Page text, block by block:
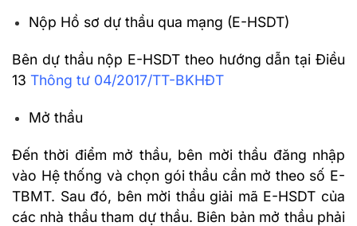
Nộp Hồ sơ dự thầu qua mạng (E-HSDT)
Bên dự thầu nộp E-HSDT theo hướng dẫn tại Điều
13 Thông tư 04/2017/TT-BKHĐT
Mở thầu
Đến thời điểm mở thầu, bên mời thầu đăng nhập
vào Hệ thống và chọn gói thầu cần mở theo số E-
TBMT. Sau đó, bên mời thầu giải mã E-HSDT của
các nhà thầu tham dự thầu. Biên bản mở thầu phải